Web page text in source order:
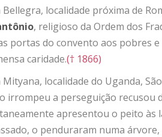
Bellegra, localidade próxima de
ônio, religioso da Ordem dos
portas do convento aos pobres
caridade.(† 1866)
Mityana, localidade do Uganda,
irrompeu a perseguição recusou
apresentou o peito às
o penduraram numa